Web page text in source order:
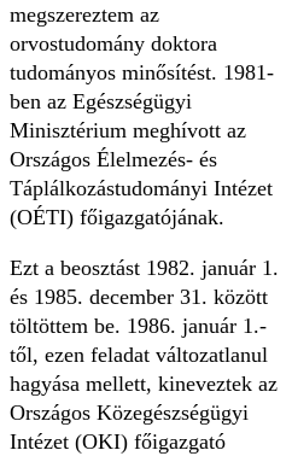
megszereztem az
orvostudomány doktora
tudományos minősítést. 1981-
ben az Egészségügyi
Minisztérium meghívott az
Országos Élelmezés- és
Táplálkozástudományi Intézet
(OÉTI) főigazgatójának.
Ezt a beosztást 1982. január 1.
és 1985. december 31. között
töltöttem be. 1986. január 1.-
től, ezen feladat változatlanul
hagyása mellett, kineveztek az
Országos Közegészségügyi
Intézet (OKI) főigazgató